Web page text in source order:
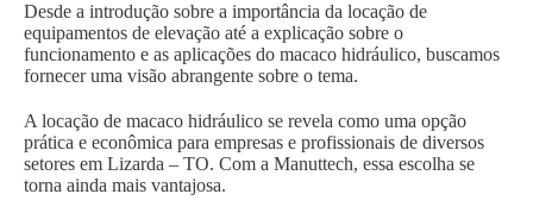
Desde a introdução sobre a importância da locação de
equipamentos de elevação até a explicação sobre o
funcionamento e as aplicações do macaco hidráulico, buscamos
fornecer uma visão abrangente sobre o tema.
A locação de macaco hidráulico se revela como uma opção
prática e econômica para empresas e profissionais de diversos
setores em Lizarda – TO. Com a Manuttech, essa escolha se
torna ainda mais vantajosa.